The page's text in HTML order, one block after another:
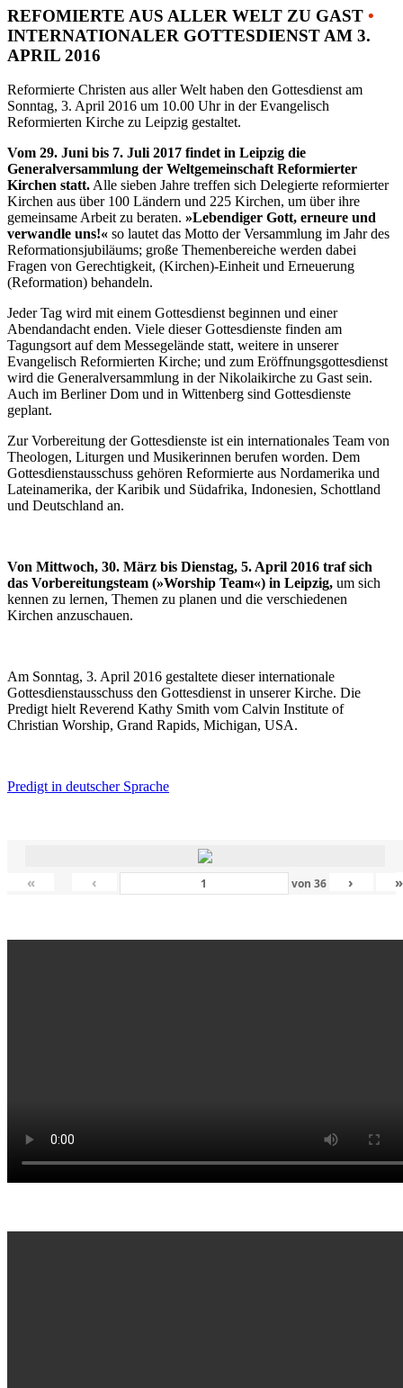
REFOMIERTE AUS ALLER WELT ZU GAST •
INTERNATIONALER GOTTESDIENST AM 3.
APRIL 2016
Reformierte Christen aus aller Welt haben den Gottesdienst am
Sonntag, 3. April 2016 um 10.00 Uhr in der Evangelisch
Reformierten Kirche zu Leipzig gestaltet.
Vom 29. Juni bis 7. Juli 2017 findet in Leipzig die
Generalversammlung der Weltgemeinschaft Reformierter
Kirchen statt.Alle sieben Jahre treffen sich Delegierte reformierter
Kirchen aus über 100 Ländern und 225 Kirchen, um über ihre
gemeinsame Arbeit zu beraten. »Lebendiger Gott, erneure und
verwandle uns!« so lautet das Motto der Versammlung im Jahr des
Reformationsjubiläums; große Themenbereiche werden dabei
Fragen von Gerechtigkeit, (Kirchen)-Einheit und Erneuerung
(Reformation) behandeln.
Jeder Tag wird mit einem Gottesdienst beginnen und einer
Abendandacht enden. Viele dieser Gottesdienste finden am
Tagungsort auf dem Messegelände statt, weitere in unserer
Evangelisch Reformierten Kirche; und zum Eröffnungsgottesdienst
wird die Generalversammlung in der Nikolaikirche zu Gast sein.
Auch im Berliner Dom und in Wittenberg sind Gottesdienste
geplant.
Zur Vorbereitung der Gottesdienste ist ein internationales Team von
Theologen, Liturgen und Musikerinnen berufen worden. Dem
Gottesdienstausschuss gehören Reformierte aus Nordamerika und
Lateinamerika, der Karibik und Südafrika, Indonesien, Schottland
und Deutschland an.
Von Mittwoch, 30. März bis Dienstag, 5. April 2016 traf sich
das Vorbereitungsteam (»Worship Team«) in Leipzig, um sich
kennen zu lernen, Themen zu planen und die verschiedenen
Kirchen anzuschauen.
Am Sonntag, 3. April 2016 gestaltete dieser internationale
Gottesdienstausschuss den Gottesdienst in unserer Kirche. Die
Predigt hielt Reverend Kathy Smith vom Calvin Institute of
Christian Worship, Grand Rapids, Michigan, USA.
Predigt in deutscher Sprache
« ‹ von 36 › »